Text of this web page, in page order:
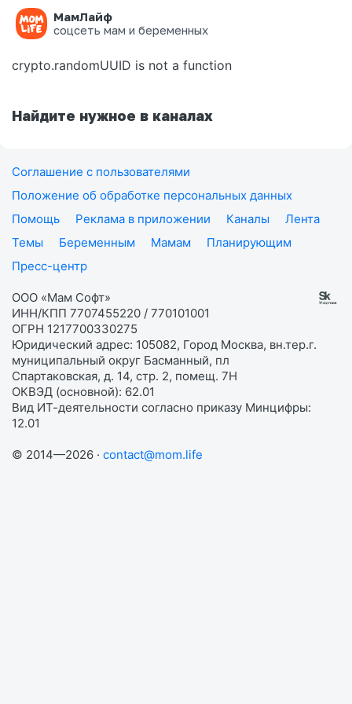
МамЛайф
соцсеть мам и беременных
Ошибка на странице
crypto.randomUUID is not a function
Найдите нужное в каналах
Соглашение с пользователями
Положение об обработке персональных данных
Помощь
Реклама в приложении Каналы
Лента
Темы
Беременным Мамам
Планирующим
Пресс-центр
ООО «Мам Софт»
ИНН/КПП 7707455220 / 770101001
ОГРН 1217700330275
Юридический адрес: 105082, Город Москва, вн.тер.г.
муниципальный округ Басманный, пл
Спартаковская, д. 14, стр. 2, помещ. 7Н
ОКВЭД (основной): 62.01
Вид ИТ-деятельности согласно приказу Минцифры:
12.01
© 2014—2026 · contact@mom.life